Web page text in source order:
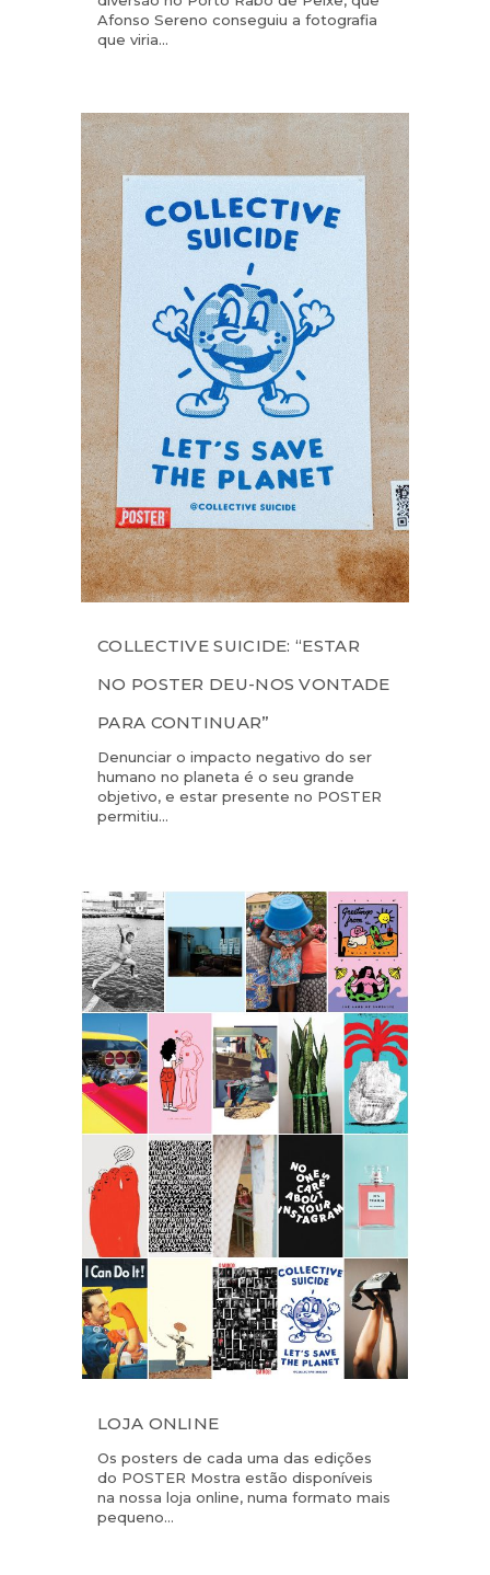
Afonso Sereno conseguiu a fotografia
que viria...
COLLECTIVE SUICIDE: “ESTAR
NO POSTER DEU-NOS VONTADE
PARA CONTINUAR”
Denunciar o impacto negativo do ser
humano no planeta é o seu grande
objetivo, e estar presente no POSTER
permitiu...
LOJA ONLINE
Os posters de cada uma das edições
do POSTER Mostra estão disponíveis
na nossa loja online, numa formato mais
pequeno...